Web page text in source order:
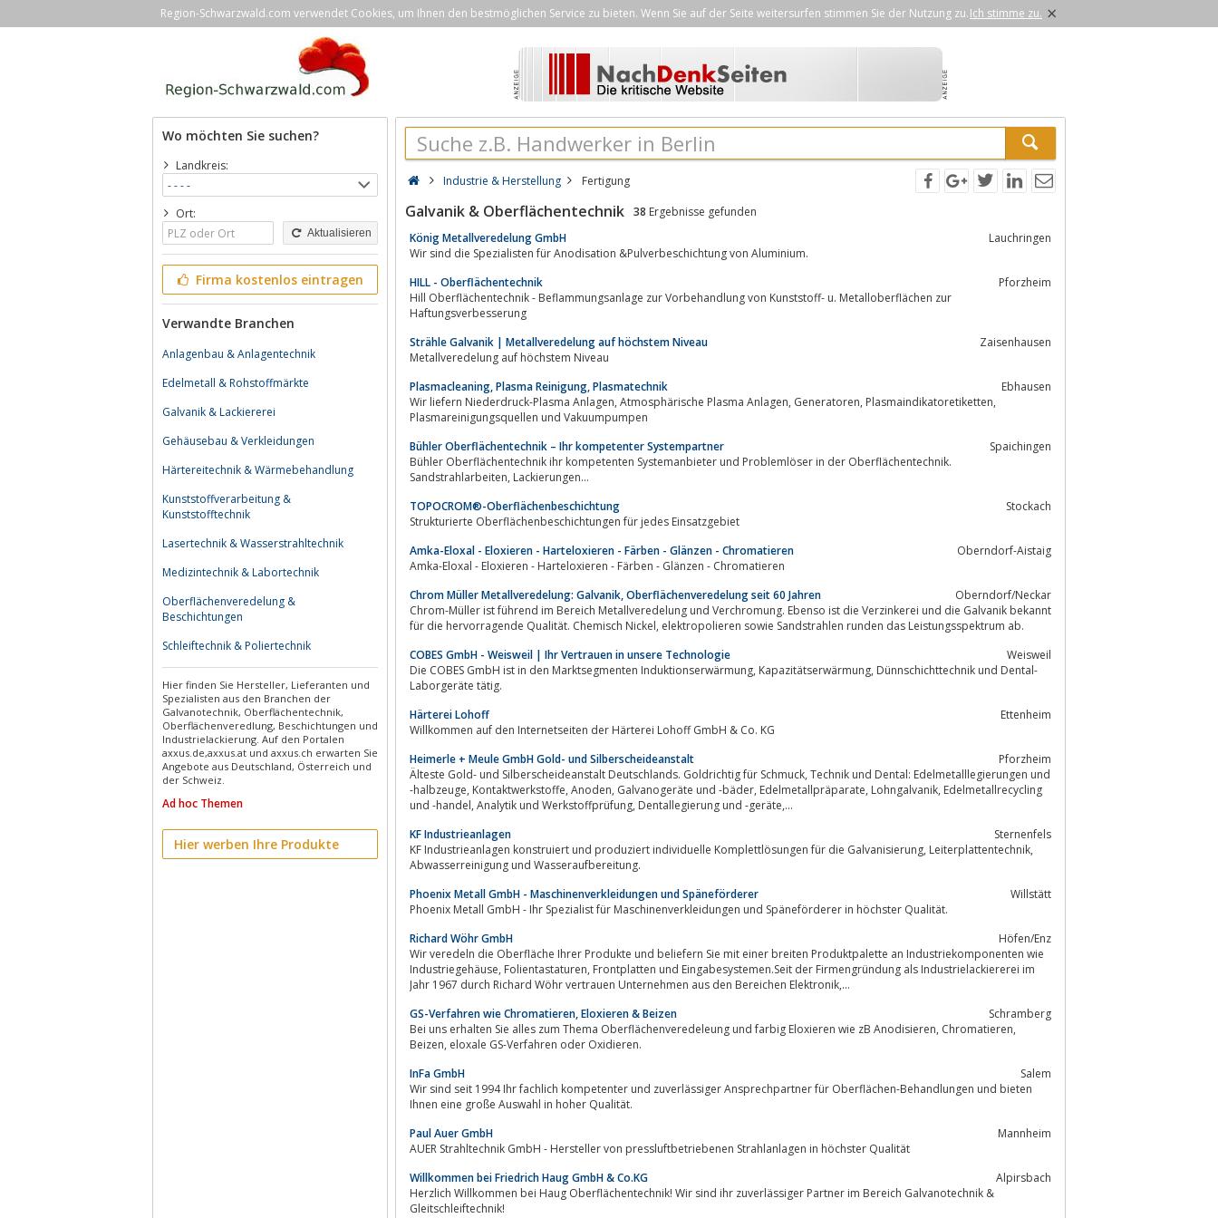
Region-Schwarzwald.com verwendet Cookies, um Ihnen den bestmöglichen Service zu bieten. Wenn Sie auf der Seite weitersurfen stimmen Sie der Nutzung zu.Ich stimme zu. ×
Wo möchten Sie suchen?
Landkreis:
Ort:
Aktualisieren
Firma kostenlos eintragen
Verwandte Branchen
Anlagenbau & Anlagentechnik
Edelmetall & Rohstoffmärkte
Galvanik & Lackiererei
Gehäusebau & Verkleidungen
Härtereitechnik & Wärmebehandlung
Kunststoffverarbeitung &
Kunststofftechnik
Lasertechnik & Wasserstrahltechnik
Medizintechnik & Labortechnik
Oberflächenveredelung &
Beschichtungen
Schleiftechnik & Poliertechnik
Hier finden Sie Hersteller, Lieferanten und
Spezialisten aus den Branchen der
Galvanotechnik, Oberflächentechnik,
Oberflächenveredlung, Beschichtungen und
Industrielackierung. Auf den Portalen
axxus.de,axxus.at und axxus.ch erwarten Sie
Angebote aus Deutschland, Österreich und
der Schweiz.
Ad hoc Themen
Hier werben Ihre Produkte
Industrie & Herstellung Fertigung
Galvanik & Oberflächentechnik 38 Ergebnisse gefunden
König Metallveredelung GmbH
Lauchringen
Wir sind die Spezialisten für Anodisation &Pulverbeschichtung von Aluminium.
HILL - Oberflächentechnik
Pforzheim
Hill Oberflächentechnik - Beflammungsanlage zur Vorbehandlung von Kunststoff- u. Metalloberflächen zur
Haftungsverbesserung
Strähle Galvanik | Metallveredelung auf höchstem Niveau
Zaisenhausen
Metallveredelung auf höchstem Niveau
Plasmacleaning, Plasma Reinigung, Plasmatechnik
Ebhausen
Wir liefern Niederdruck-Plasma Anlagen, Atmosphärische Plasma Anlagen, Generatoren, Plasmaindikatoretiketten,
Plasmareinigungsquellen und Vakuumpumpen
Bühler Oberflächentechnik – Ihr kompetenter Systempartner
Spaichingen
Bühler Oberflächentechnik ihr kompetenten Systemanbieter und Problemlöser in der Oberflächentechnik.
Sandstrahlarbeiten, Lackierungen...
TOPOCROM®-Oberflächenbeschichtung
Stockach
Strukturierte Oberflächenbeschichtungen für jedes Einsatzgebiet
Amka-Eloxal - Eloxieren - Harteloxieren - Färben - Glänzen - Chromatieren
Oberndorf-Aistaig
Amka-Eloxal - Eloxieren - Harteloxieren - Färben - Glänzen - Chromatieren
Chrom Müller Metallveredelung: Galvanik, Oberflächenveredelung seit 60 Jahren
Oberndorf/Neckar
Chrom-Müller ist führend im Bereich Metallveredelung und Verchromung. Ebenso ist die Verzinkerei und die Galvanik bekannt
für die hervorragende Qualität. Chemisch Nickel, elektropolieren sowie Sandstrahlen runden das Leistungsspektrum ab.
COBES GmbH - Weisweil | Ihr Vertrauen in unsere Technologie
Weisweil
Die COBES GmbH ist in den Marktsegmenten Induktionserwärmung, Kapazitätserwärmung, Dünnschichttechnik und Dental-
Laborgeräte tätig.
Härterei Lohoff
Ettenheim
Willkommen auf den Internetseiten der Härterei Lohoff GmbH & Co. KG
Heimerle + Meule GmbH Gold- und Silberscheideanstalt
Pforzheim
Älteste Gold- und Silberscheideanstalt Deutschlands. Goldrichtig für Schmuck, Technik und Dental: Edelmetalllegierungen und
-halbzeuge, Kontaktwerkstoffe, Anoden, Galvanogeräte und -bäder, Edelmetallpräparate, Lohngalvanik, Edelmetallrecycling
und -handel, Analytik und Werkstoffprüfung, Dentallegierung und -geräte,...
KF Industrieanlagen
Sternenfels
KF Industrieanlagen konstruiert und produziert individuelle Komplettlösungen für die Galvanisierung, Leiterplattentechnik,
Abwasserreinigung und Wasseraufbereitung.
Phoenix Metall GmbH - Maschinenverkleidungen und Späneförderer
Willstätt
Phoenix Metall GmbH - Ihr Spezialist für Maschinenverkleidungen und Späneförderer in höchster Qualität.
Richard Wöhr GmbH
Höfen/Enz
Wir veredeln die Oberfläche Ihrer Produkte und beliefern Sie mit einer breiten Produktpalette an Industriekomponenten wie
Industriegehäuse, Folientastaturen, Frontplatten und Eingabesystemen.Seit der Firmengründung als Industrielackiererei im
Jahr 1967 durch Richard Wöhr vertrauen Unternehmen aus den Bereichen Elektronik,...
GS-Verfahren wie Chromatieren, Eloxieren & Beizen
Schramberg
Bei uns erhalten Sie alles zum Thema Oberflächenveredeleung und farbig Eloxieren wie zB Anodisieren, Chromatieren,
Beizen, eloxale GS-Verfahren oder Oxidieren.
InFa GmbH
Salem
Wir sind seit 1994 Ihr fachlich kompetenter und zuverlässiger Ansprechpartner für Oberflächen-Behandlungen und bieten
Ihnen eine große Auswahl in hoher Qualität.
Paul Auer GmbH
Mannheim
AUER Strahltechnik GmbH - Hersteller von pressluftbetriebenen Strahlanlagen in höchster Qualität
Willkommen bei Friedrich Haug GmbH & Co.KG
Alpirsbach
Herzlich Willkommen bei Haug Oberflächentechnik! Wir sind ihr zuverlässiger Partner im Bereich Galvanotechnik &
Gleitschleiftechnik!